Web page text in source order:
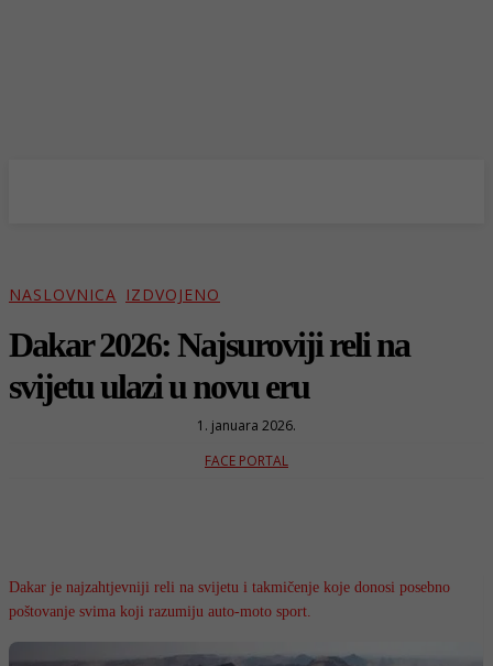
NASLOVNICA IZDVOJENO
Dakar 2026: Najsuroviji reli na
svijetu ulazi u novu eru
1. januara 2026.
FACE PORTAL
Dakar je najzahtjevniji reli na svijetu i takmičenje koje donosi posebno
poštovanje svima koji razumiju auto-moto sport.